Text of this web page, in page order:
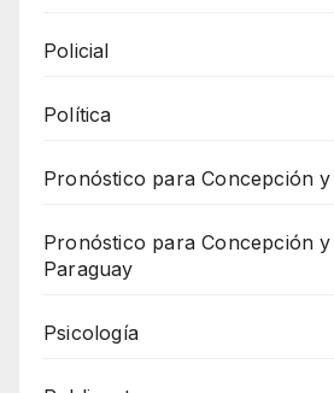
Policial
Política
Pronóstico para Concepción
Pronóstico para Concepción
Paraguay
Psicología